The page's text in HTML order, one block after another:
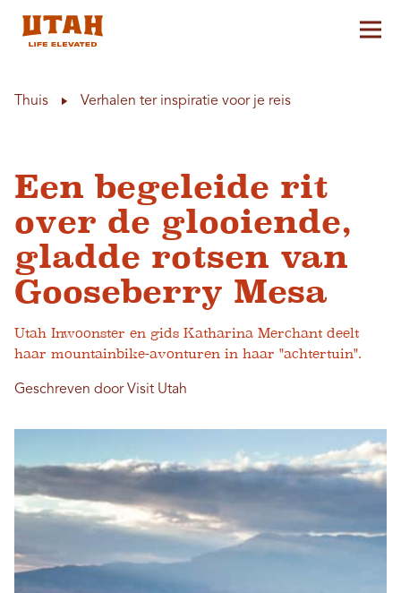
Thuis Verhalen ter inspiratie voor je reis
Een begeleide rit
over de glooiende,
gladde rotsen van
Gooseberry Mesa
Utah Inwoonster en gids Katharina Merchant deelt
haar mountainbike-avonturen in haar "achtertuin".
Geschreven door Visit Utah